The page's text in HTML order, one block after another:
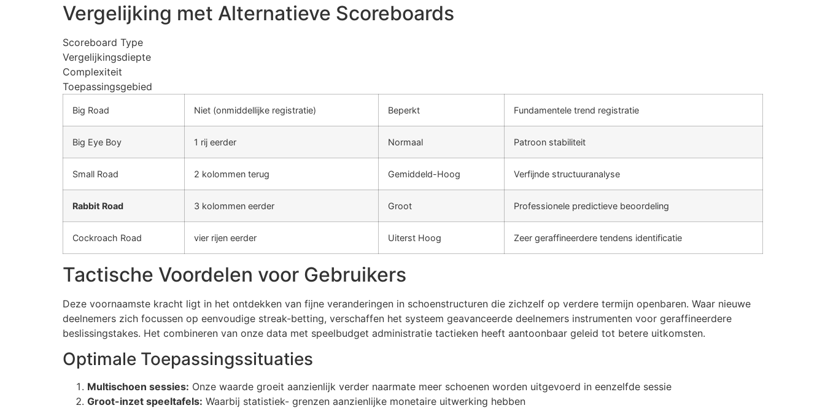
Vergelijking met Alternatieve Scoreboards
Scoreboard Type
Vergelijkingsdiepte
Complexiteit
Toepassingsgebied
Big Road Niet (onmiddellijke registratie) Beperkt Fundamentele trend registratie
Big Eye Boy 1 rij eerder Normaal Patroon stabiliteit
Small Road 2 kolommen terug Gemiddeld-Hoog Verfijnde structuuranalyse
Rabbit Road 3 kolommen eerder Groot Professionele predictieve beoordeling
Cockroach Road vier rijen eerder Uiterst Hoog Zeer geraffineerdere tendens identificatie
Tactische Voordelen voor Gebruikers
Deze voornaamste kracht ligt in het ontdekken van fijne veranderingen in schoenstructuren die zichzelf op verdere termijn openbaren. Waar nieuwe
deelnemers zich focussen op eenvoudige streak-betting, verschaffen het systeem geavanceerde deelnemers instrumenten voor geraffineerdere
beslissingstakes. Het combineren van onze data met speelbudget administratie tactieken heeft aantoonbaar geleid tot betere uitkomsten.
Optimale Toepassingssituaties
Multischoen sessies: Onze waarde groeit aanzienlijk verder naarmate meer schoenen worden uitgevoerd in eenzelfde sessie
Groot-inzet speeltafels: Waarbij statistiek- grenzen aanzienlijke monetaire uitwerking hebben